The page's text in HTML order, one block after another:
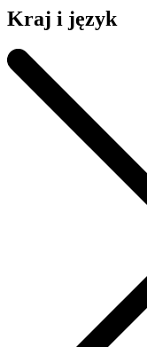
Kraj i język